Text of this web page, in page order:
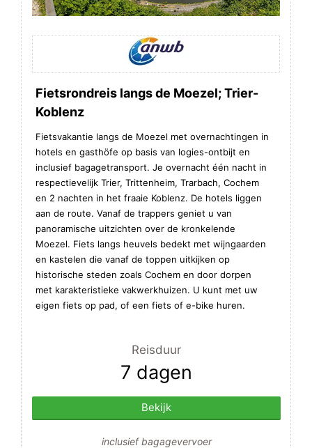
Fietsrondreis langs de Moezel; Trier-
Koblenz
Fietsvakantie langs de Moezel met overnachtingen in
hotels en gasthöfe op basis van logies-ontbijt en
inclusief bagagetransport. Je overnacht één nacht in
respectievelijk Trier, Trittenheim, Trarbach, Cochem
en 2 nachten in het fraaie Koblenz. De hotels liggen
aan de route. Vanaf de trappers geniet u van
panoramische uitzichten over de kronkelende
Moezel. Fiets langs heuvels bedekt met wijngaarden
en kastelen die vanaf de toppen uitkijken op
historische steden zoals Cochem en door dorpen
met karakteristieke vakwerkhuizen. U kunt met uw
eigen fiets op pad, of een fiets of e-bike huren.
Reisduur
7 dagen
Bekijk
inclusief bagagevervoer